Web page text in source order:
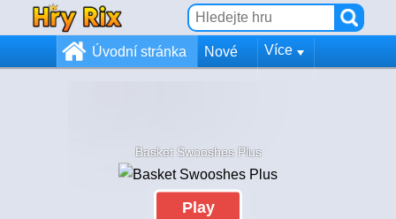
Úvodní stránka Nové Více
Basket Swooshes Plus
Play